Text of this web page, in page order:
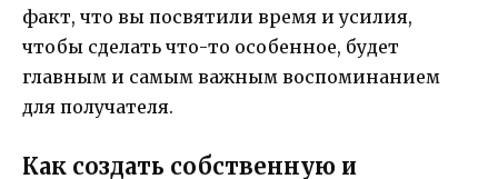
факт, что вы посвятили время и усилия,
чтобы сделать что-то особенное, будет
главным и самым важным воспоминанием
для получателя.
Как создать собственную и